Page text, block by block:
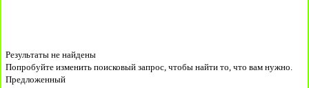
Результаты не найдены
Попробуйте изменить поисковый запрос, чтобы найти то, что вам нужно.
Предложенный